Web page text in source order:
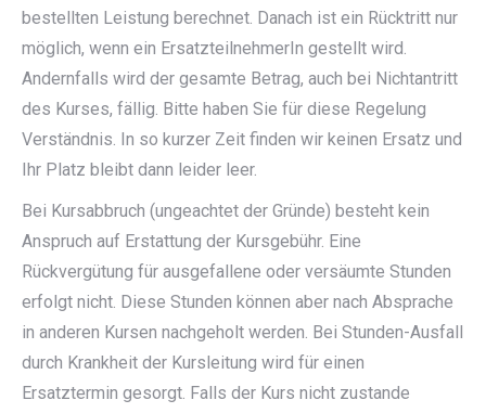
bestellten Leistung berechnet. Danach ist ein Rücktritt nur
möglich, wenn ein ErsatzteilnehmerIn gestellt wird.
Andernfalls wird der gesamte Betrag, auch bei Nichtantritt
des Kurses, fällig. Bitte haben Sie für diese Regelung
Verständnis. In so kurzer Zeit finden wir keinen Ersatz und
Ihr Platz bleibt dann leider leer.
Bei Kursabbruch (ungeachtet der Gründe) besteht kein
Anspruch auf Erstattung der Kursgebühr. Eine
Rückvergütung für ausgefallene oder versäumte Stunden
erfolgt nicht. Diese Stunden können aber nach Absprache
in anderen Kursen nachgeholt werden. Bei Stunden-Ausfall
durch Krankheit der Kursleitung wird für einen
Ersatztermin gesorgt. Falls der Kurs nicht zustande